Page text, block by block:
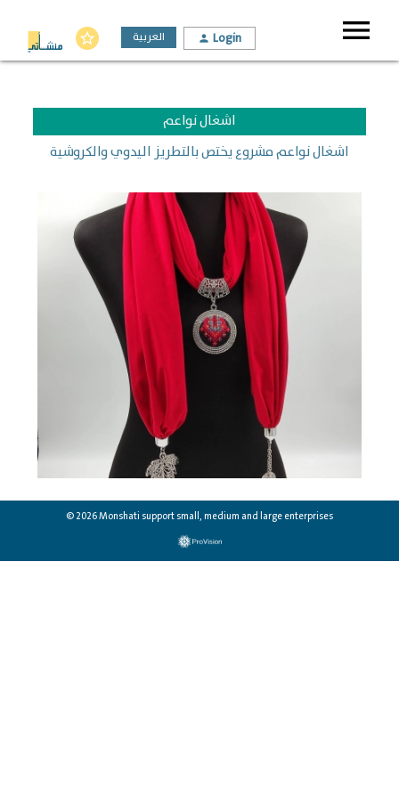
menu
star_border العربية person Login
اشغال نواعم
اشغال نواعم مشروع يختص بالتطريز اليدوي والكروشية
© 2026 Monshati support small, medium and large enterprises